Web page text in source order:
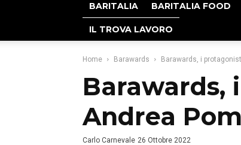
BARITALIA BARITALIA FOOD
IL TROVA LAVORO
Home Barawards Barawards, i
Barawards,
Andrea
Carlo Carnevale 26 Ottobre 2022